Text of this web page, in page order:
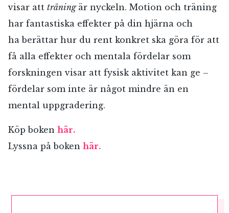
visar att träning är nyckeln. Motion och träning
har fantastiska effekter på din hjärna och
ha berättar hur du rent konkret ska göra för att
få alla effekter och mentala fördelar som
forskningen visar att fysisk aktivitet kan ge –
fördelar som inte är något mindre än en
mental uppgradering.
Köp boken här.
Lyssna på boken här.